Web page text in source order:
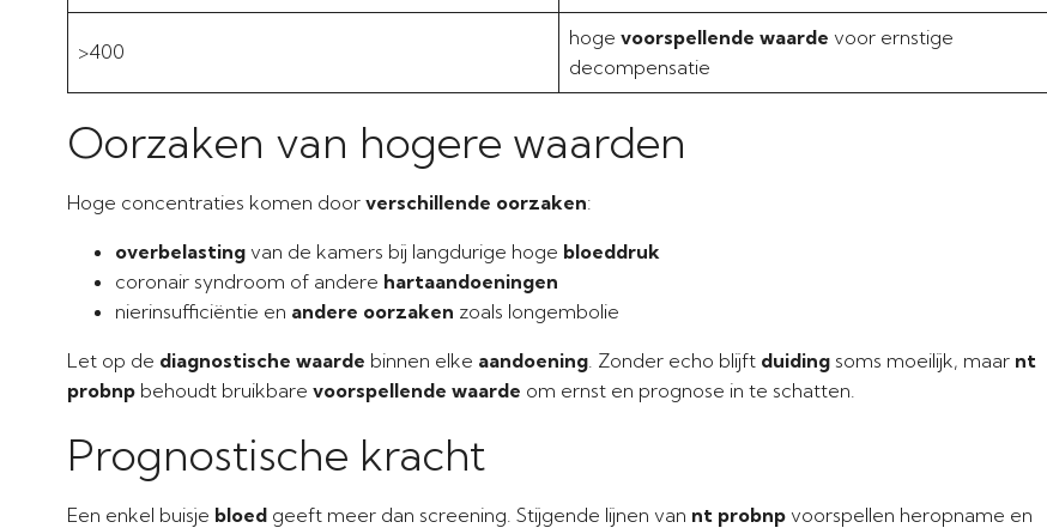
>400
hoge voorspellende waarde voor ernstige
decompensatie
Oorzaken van hogere waarden
Hoge concentraties komen door verschillende oorzaken:
overbelasting van de kamers bij langdurige hoge bloeddruk
coronair syndroom of andere hartaandoeningen
nierinsufficiëntie en andere oorzaken zoals longembolie
Let op de diagnostische waarde binnen elke aandoening . Zonder echo blijft duiding soms moeilijk, maar nt
probnp behoudt bruikbare voorspellende waarde om ernst en prognose in te schatten.
Prognostische kracht
Een enkel buisje bloed geeft meer dan screening. Stijgende lijnen van nt probnp voorspellen heropname en